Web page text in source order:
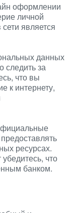
оформлении
личной
является
данных
следить за
что вы
к интернету,
ресурсах.
что
банком.